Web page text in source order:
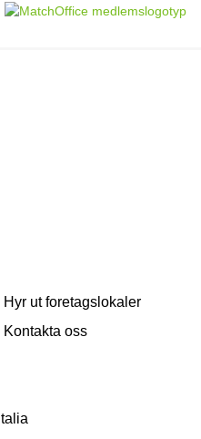
Hyr ut foretagslokaler
Kontakta oss
Italia